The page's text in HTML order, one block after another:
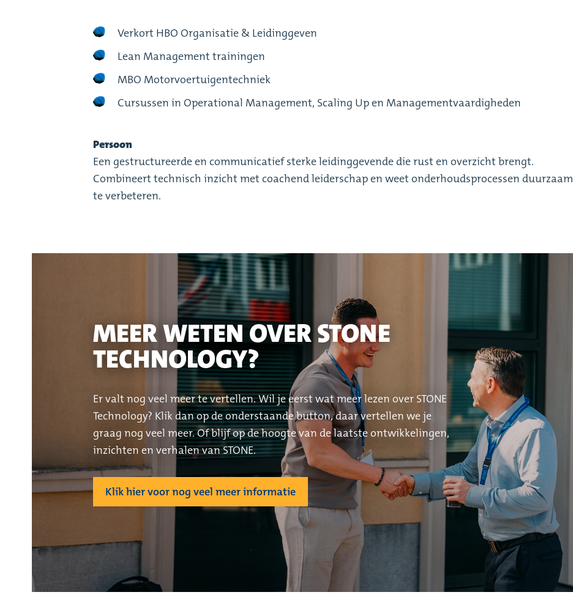
Verkort HBO Organisatie & Leidinggeven
Lean Management trainingen
MBO Motorvoertuigentechniek
Cursussen in Operational Management, Scaling Up en Managementvaardigheden
Persoon
Een gestructureerde en communicatief sterke leidinggevende die rust en overzicht brengt.
Combineert technisch inzicht met coachend leiderschap en weet onderhoudsprocessen duurzaam
te verbeteren.
MEER WETEN OVER STONE
TECHNOLOGY?
Er valt nog veel meer te vertellen. Wil je eerst wat meer lezen over STONE
Technology? Klik dan op de onderstaande button, daar vertellen we je
graag nog veel meer. Of blijf op de hoogte van de laatste ontwikkelingen,
inzichten en verhalen van STONE.
Klik hier voor nog veel meer informatie